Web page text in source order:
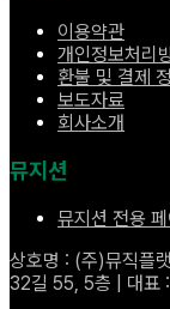
이용약관
개인정보처리
환불 및 결제
보도자료
회사소개
뮤지션
뮤지션 전용 페
상호명 : (주)뮤직플
32길 55, 5층 | 대표